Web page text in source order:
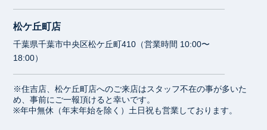
松ケ丘町店
千葉県千葉市中央区松ケ丘町410（営業時間 10:00〜
18:00）
※住吉店、松ケ丘町店へのご来店はスタッフ不在の事が多いた
め、事前にご一報頂けると幸いです。
※年中無休（年末年始を除く）土日祝も営業しております。